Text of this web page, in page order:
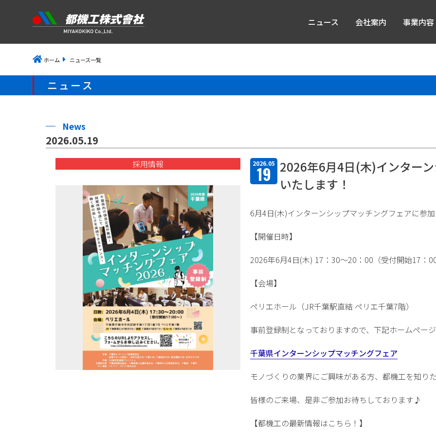
ニュース 会社案内 事業内容
ホーム ニュース一覧
ニュース
News
2026.05.19
採用情報 2026.05
19 2026年6月4日(木)インター
いたします！
6月4日(木)インターンシップマッチングフェアに参
【開催日時】
2026年6月4日(木) 17：30～20：00（受付開始17：
【会場】
ペリエホール（JR千葉駅直結 ペリエ千葉7階）
事前登録制となっておりますので、下記ホームペー
千葉県インターンシップマッチングフェア
モノづくりの業界にご興味がある方、都機工を知り
皆様のご来場、是非ご参加お待ちしております♪
【都機工の最新情報はこちら！】